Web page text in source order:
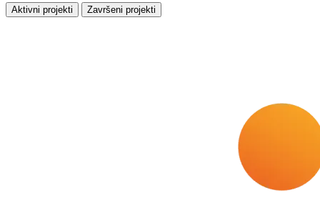
Aktivni projekti Završeni projekti